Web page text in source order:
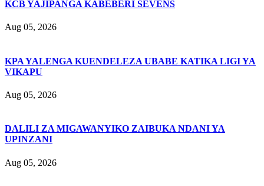
KCB YAJIPANGA KABEBERI SEVENS
Aug 05, 2026
KPA YALENGA KUENDELEZA UBABE KATIKA LIGI YA
VIKAPU
Aug 05, 2026
DALILI ZA MIGAWANYIKO ZAIBUKA NDANI YA
UPINZANI
Aug 05, 2026